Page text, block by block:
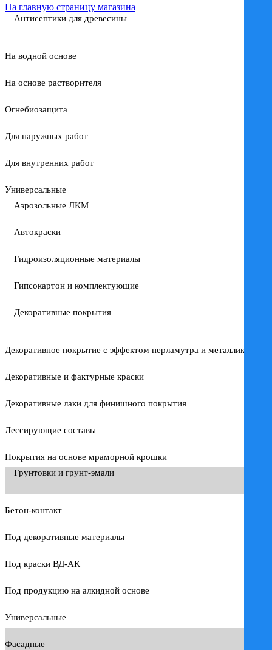
На главную страницу магазина
Антисептики для древесины
На водной основе
На основе растворителя
Огнебиозащита
Для наружных работ
Для внутренних работ
Универсальные
Аэрозольные ЛКМ
Автокраски
Гидроизоляционные материалы
Гипсокартон и комплектующие
Декоративные покрытия
Декоративное покрытие с эффектом перламутра и металлика
Декоративные и фактурные краски
Декоративные лаки для финишного покрытия
Лессирующие составы
Покрытия на основе мраморной крошки
Грунтовки и грунт-эмали
Бетон-контакт
Под декоративные материалы
Под краски ВД-АК
Под продукцию на алкидной основе
Универсальные
Фасадные